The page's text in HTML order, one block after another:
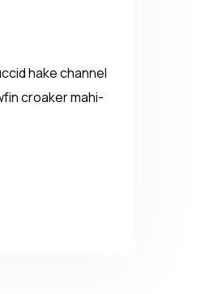
hake channel
croaker mahi-